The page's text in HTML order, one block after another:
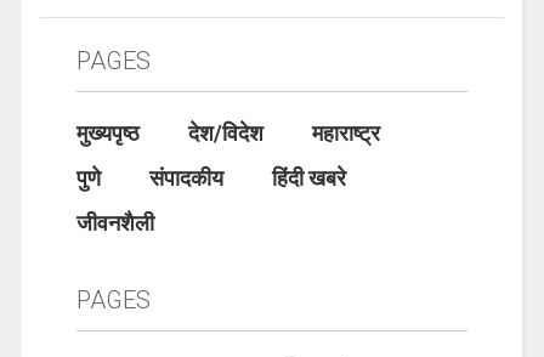
PAGES
मुख्यपृष्ठ देश/विदेश
महाराष्ट्र
पुणे
संपादकीय
हिंदी खबरे
जीवनशैली
PAGES